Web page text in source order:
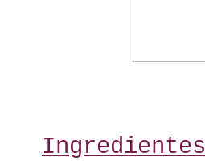
Ingredientes